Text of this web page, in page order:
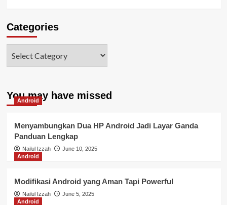
Categories
You may have missed
Android
Menyambungkan Dua HP Android Jadi Layar Ganda
Panduan Lengkap
Nailul Izzah
June 10, 2025
Android
Modifikasi Android yang Aman Tapi Powerful
Nailul Izzah
June 5, 2025
Android